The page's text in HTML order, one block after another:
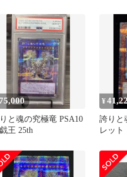
75,000
と魂の究極竜 PSA10
王 25th
¥
誇りと
レット